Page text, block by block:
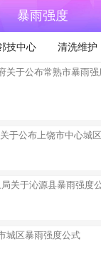
暴雨强度
技中心 清洗维护
关于公布常熟市暴雨
于公布上饶市中心城
关于沁源县暴雨强度
城区暴雨强度公式